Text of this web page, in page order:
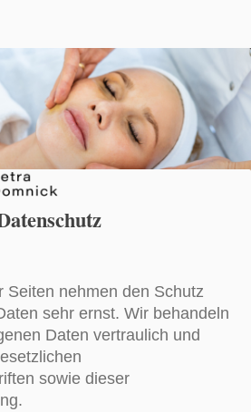
Seiten nehmen den Schutz
sehr ernst. Wir behandeln
Daten vertraulich und
sowie dieser